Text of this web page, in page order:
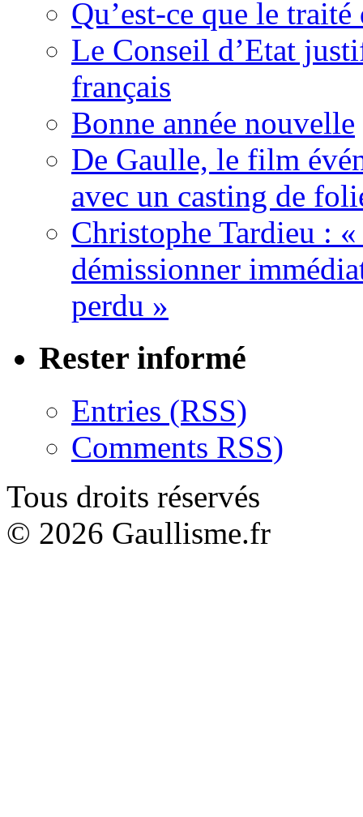
Qu’est-ce que le traité
Le Conseil d’Etat
français
Bonne année nouvelle
De Gaulle, le film
avec un casting de
Christophe Tardieu : «
démissionner
perdu »
Rester informé
Entries (RSS)
Comments RSS)
Tous droits réservés
© 2026 Gaullisme.fr